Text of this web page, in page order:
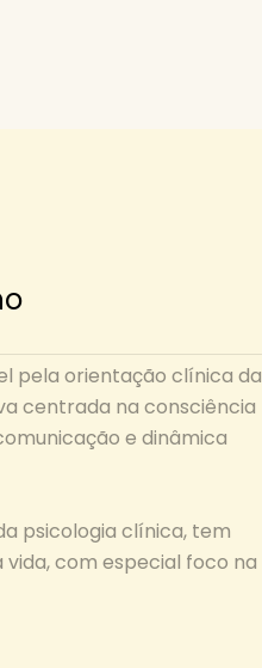
pela orientação clínica da
centrada na consciência
e dinâmica
psicologia clínica, tem
com especial foco na